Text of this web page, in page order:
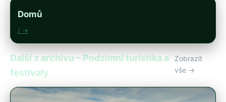
Domů
/ →
Další z archivu – Podzimní turistika a
festivaly
Zobrazit
vše →